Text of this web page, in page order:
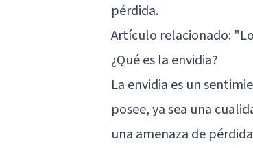
pérdida.
Artículo relacionado:
¿Qué es la envidia?
La envidia es un
posee, ya sea una
una amenaza de